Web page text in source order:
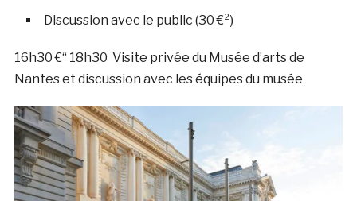
Discussion avec le public (30 €²)
16h30 €“ 18h30 Visite privée du Musée d’arts de
Nantes et discussion avec les équipes du musée